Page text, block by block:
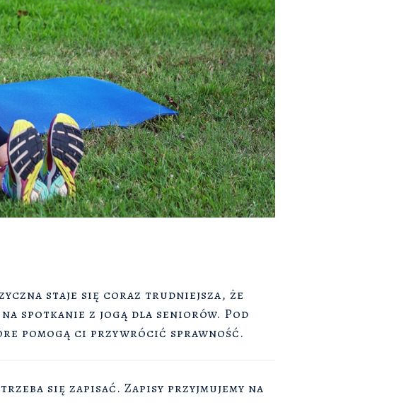
staje się coraz trudniejsza, że
spotkanie z jogą dla seniorów. Pod
pomogą ci przywrócić sprawność.
się zapisać. Zapisy przyjmujemy na